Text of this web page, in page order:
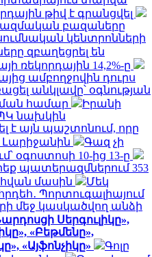
թիվ է գրանցվել
բազաները
կենտրոնների
զբաղեցրել են
ռեկորդային 14,2%-ը
ամբողջովին դուրս
անկլավը՝ օգնության
համար
Իրանի
նախկին
այն պաշտոնում, որը
Լարիջանին
Գազ չի
օգոստոսի 10-ից 13-ը
պատերազմներում 353
մասին
Մեկ
Պորտուգալիայում
մեջ կասկածվող անձի
Սերգուլիկը»,
«Բեթմենը»,
«Այֆոնչիկը»
Գոլը